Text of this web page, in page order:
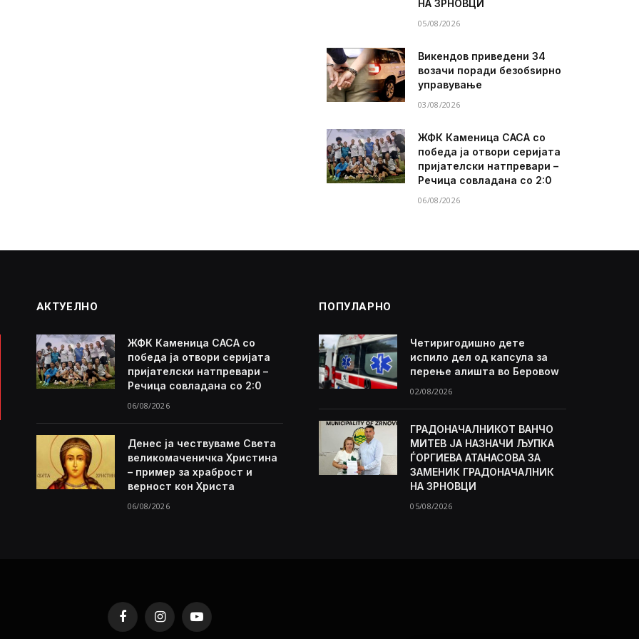
НА ЗРНОВЦИ
05/08/2026
Викендов приведени 34
возачи поради безобѕирно
управување
03/08/2026
ЖФК Каменица САСА со
победа ја отвори серијата
пријателски натпревари –
Речица совладана со 2:0
06/08/2026
АКТУЕЛНО
ЖФК Каменица САСА со
победа ја отвори серијата
пријателски натпревари –
Речица совладана со 2:0
06/08/2026
Денес ја чествуваме Света
великомаченичка Христина
– пример за храброст и
верност кон Христа
06/08/2026
ПОПУЛАРНО
Четиригодишно дете
испило дел од капсула за
перење алишта во Беровоw
02/08/2026
ГРАДОНАЧАЛНИКОТ ВАНЧО
МИТЕВ ЈА НАЗНАЧИ ЉУПКА
ЃОРГИЕВА АТАНАСОВА ЗА
ЗАМЕНИК ГРАДОНАЧАЛНИК
НА ЗРНОВЦИ
05/08/2026
FacebookInstagramYouTube